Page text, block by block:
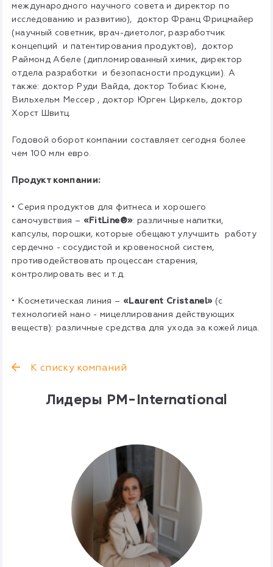
международного научного совета и директор по
исследованию и развитию), доктор Франц Фрицмайер
(научный советник, врач-диетолог, разработчик
концепций и патентирования продуктов), доктор
Раймонд Абеле (дипломированный химик, директор
отдела разработки и безопасности продукции). А
также: доктор Руди Вайда, доктор Тобиас Кюне,
Вильхельм Мессер , доктор Юрген Циркель, доктор
Хорст Швитц.
Годовой оборот компании составляет сегодня более
чем 100 млн евро.
Продукт компании:
• Cерия продуктов для фитнеса и хорошего
самочувствия – «FitLine®»: различные напитки,
капсулы, порошки, которые обещают улучшить работу
сердечно - сосудистой и кровеносной систем,
противодействовать процессам старения,
контролировать вес и т.д.
• Косметическая линия – «Laurent Cristanel» (с
технологией нано - мицеллирования действующих
веществ): различные средства для ухода за кожей лица.
К списку компаний
Лидеры PM-International